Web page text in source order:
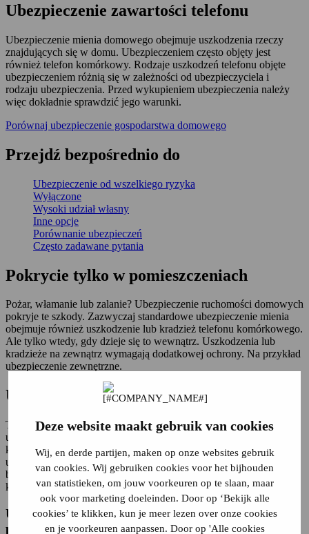
Deze website maakt gebruik van cookies
Wij, en derde partijen, maken op onze websites gebruik
van cookies. Wij gebruiken cookies voor het bijhouden
van statistieken, om jouw voorkeuren op te slaan, maar
ook voor marketing doeleinden. Door op ‘Bekijk alle
cookies’ te klikken, kun je meer lezen over onze cookies
en je voorkeuren aanpassen. Door op 'Alle cookies
Ubezpieczenie zawartości telefonu
Ubezpieczenie mienia domowego obejmuje uszkodzenia rzeczy
znajdujących się w domu. Ubezpieczeniem często objęty jest
również telefon komórkowy. Rodzaje uszkodzeń telefonu objęte
ubezpieczeniem różnią się w zależności od ubezpieczyciela i
rodzaju ubezpieczenia. Przed wykupieniem ubezpieczenia należy
więc dokładnie sprawdzić jego warunki.
Porównaj ubezpieczenie gospodarstwa domowego
Przejdź bezpośrednio do
Ubezpieczenie od wszelkiego ryzyka
Wyłączone
Wysoki udział własny
Inne opcje
Porównanie ubezpieczeń
Często zadawane pytania
Pokrycie tylko w pomieszczeniach
Pożar, włamanie lub zalanie? Ubezpieczenie ruchomości domowych
pokryje te szkody. Zazwyczaj standardowe ubezpieczenie mienia
obejmuje również uszkodzenie lub kradzież telefonu komórkowego.
Ale tylko wtedy, gdy dzieje się to wewnątrz. Uszkodzenia lub
kradzieże na zewnątrz wymagają dodatkowej ochrony. Na przykład
ubezpieczenie zewnętrzne.
Ubezpieczenie od wszelkiego ryzyka
Telefon łatwo ulega uszkodzeniom. Łatwo go upuścić, a
uszkodzenie, takie jak pęknięcie przedniej obudowy, może
kosztować setki euro. Mądrym rozwiązaniem jest więc
ubezpieczenie mienia od wszystkich ryzyk. Często oferuje ono
bardziej kompleksową ochronę, na przykład dla telefonu
komórkowego:
Uszkodzenia spowodowane wypadkami w
pomieszczeniach: